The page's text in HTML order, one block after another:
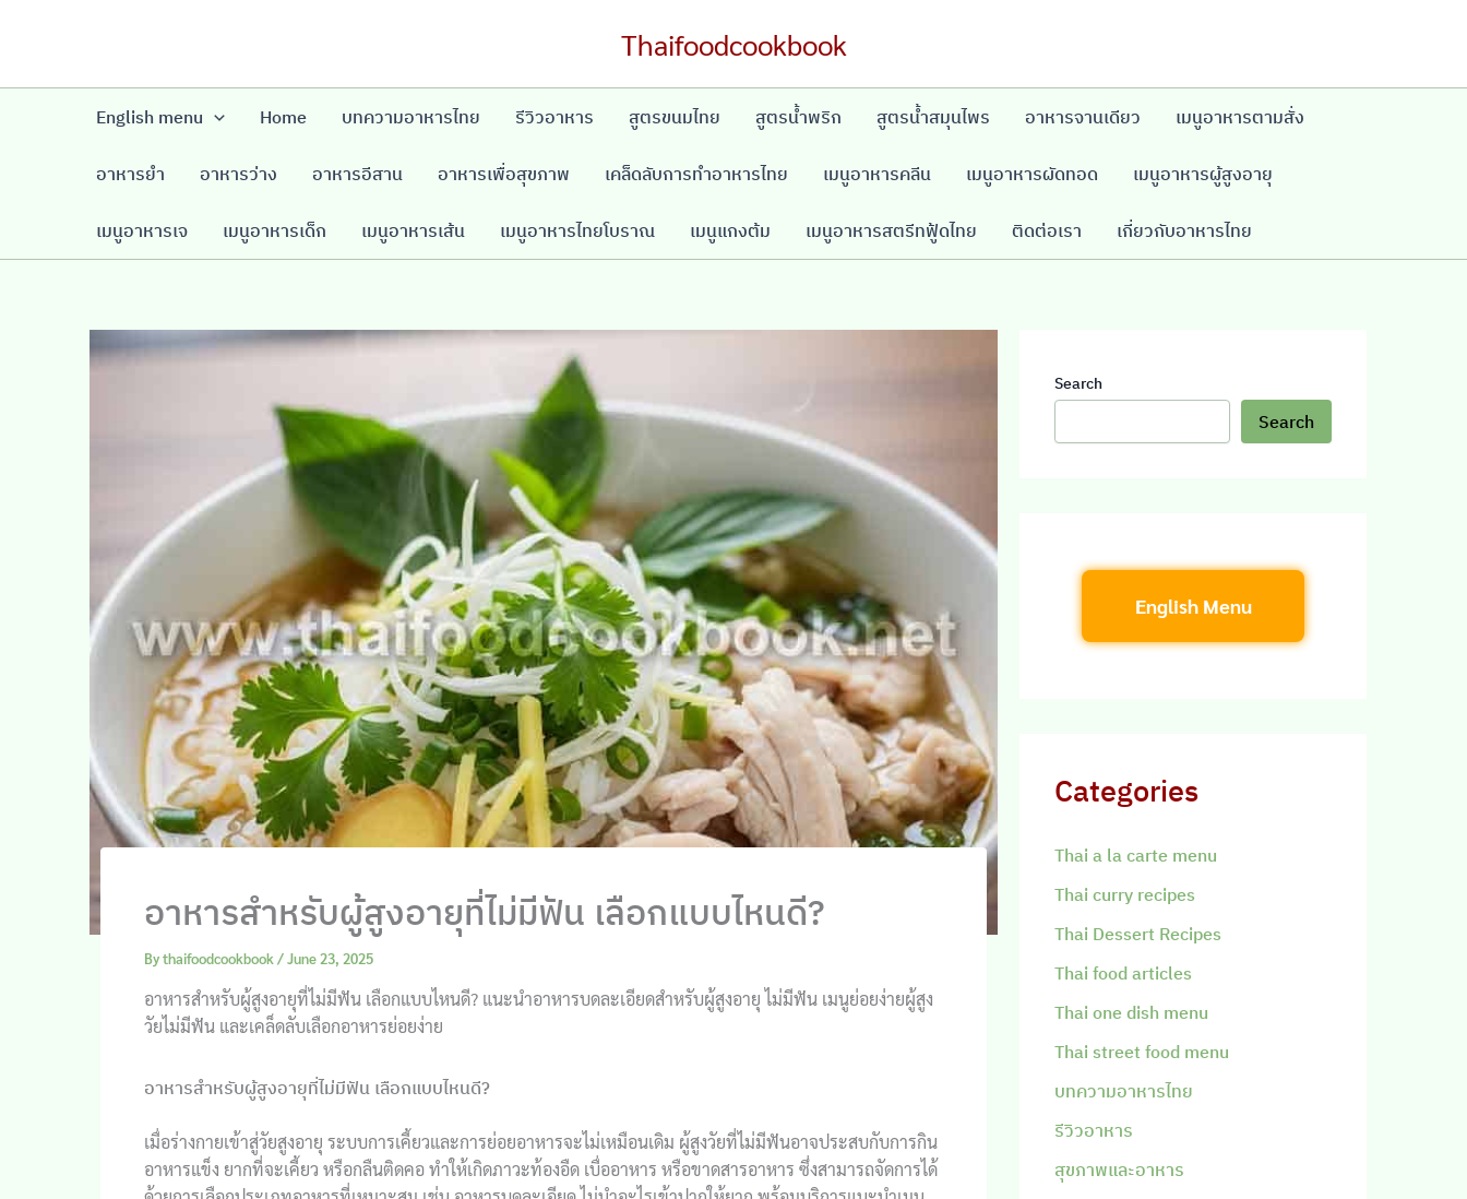
Thaifoodcookbook
English menu Home บทความอาหารไทย รีวิวอาหาร สูตรขนมไทย สูตรน้ำพริก สูตรน้ำสมุนไพร อาหารจานเดียว เมนูอาหารตามสั่ง
อาหารยำ อาหารว่าง อาหารอีสาน อาหารเพื่อสุขภาพ เคล็ดลับการทำอาหารไทย เมนูอาหารคลีน เมนูอาหารผัดทอด เมนูอาหารผู้สูงอายุ
เมนูอาหารเจ เมนูอาหารเด็ก เมนูอาหารเส้น เมนูอาหารไทยโบราณ เมนูแกงต้ม เมนูอาหารสตรีทฟู้ดไทย ติดต่อเรา เกี่ยวกับอาหารไทย
อาหารสำหรับผู้สูงอายุที่ไม่มีฟัน เลือกแบบไหนดี?
Bythaifoodcookbook /June 23, 2025
อาหารสำหรับผู้สูงอายุที่ไม่มีฟัน เลือกแบบไหนดี? แนะนำอาหารบดละเอียดสำหรับผู้สูงอายุ ไม่มีฟัน เมนูย่อยง่ายผู้สูง
วัยไม่มีฟัน และเคล็ดลับเลือกอาหารย่อยง่าย
อาหารสำหรับผู้สูงอายุที่ไม่มีฟัน เลือกแบบไหนดี?
เมื่อร่างกายเข้าสู่วัยสูงอายุ ระบบการเคี้ยวและการย่อยอาหารจะไม่เหมือนเดิม ผู้สูงวัยที่ไม่มีฟันอาจประสบกับการกิน
อาหารแข็ง ยากที่จะเคี้ยว หรือกลืนติดคอ ทำให้เกิดภาวะท้องอืด เบื่ออาหาร หรือขาดสารอาหาร ซึ่งสามารถจัดการได้
Search
Search
English Menu
Categories
Thai a la carte menu
Thai curry recipes
Thai Dessert Recipes
Thai food articles
Thai one dish menu
Thai street food menu
บทความอาหารไทย
รีวิวอาหาร
สุขภาพและอาหาร